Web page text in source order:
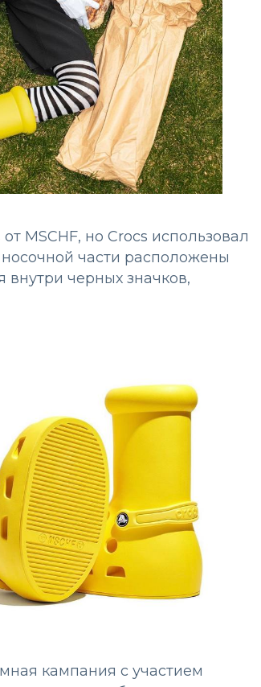
MSCHF, но Crocs использовал
части расположены
внутри черных значков,
кампания с участием